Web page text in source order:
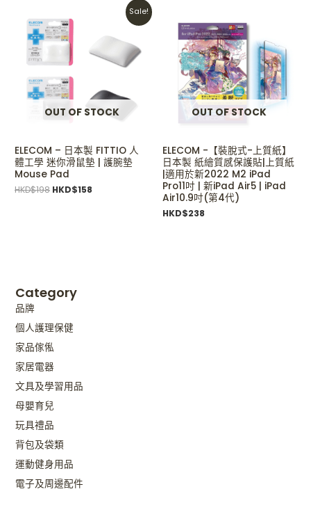
Sale!
OUT OF STOCK
ELECOM – 日本製 FITTIO 人
體工學 迷你滑鼠墊 | 護腕墊
Mouse Pad
HKD$198
price
was:
HKD$198.
HKD$158
Current
HKD$158.
OUT OF STOCK
ELECOM -【裝脫式-上質紙】
日本製 紙繪質感保護貼|上質紙
|適用於新2022 M2 iPad
Pro11吋 | 新iPad Air5 | iPad
Air10.9吋(第4代)
HKD$238
Category
品牌
個人護理保健
家品傢俬
家居電器
文具及學習用品
母嬰育兒
玩具禮品
背包及袋類
運動健身用品
電子及周邊配件